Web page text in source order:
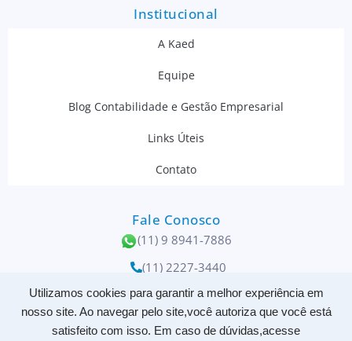
Utilizamos cookies para garantir a melhor experiência em
nosso site. Ao navegar pelo site,você autoriza que você está
satisfeito com isso. Em caso de dúvidas,acesse
Institucional
A Kaed
Equipe
Blog Contabilidade e Gestão Empresarial
Links Úteis
Contato
Fale Conosco
(11) 9 8941-7886
(11) 2227-3440
contato@kaed.com.br
Rua Santo Elias, 398